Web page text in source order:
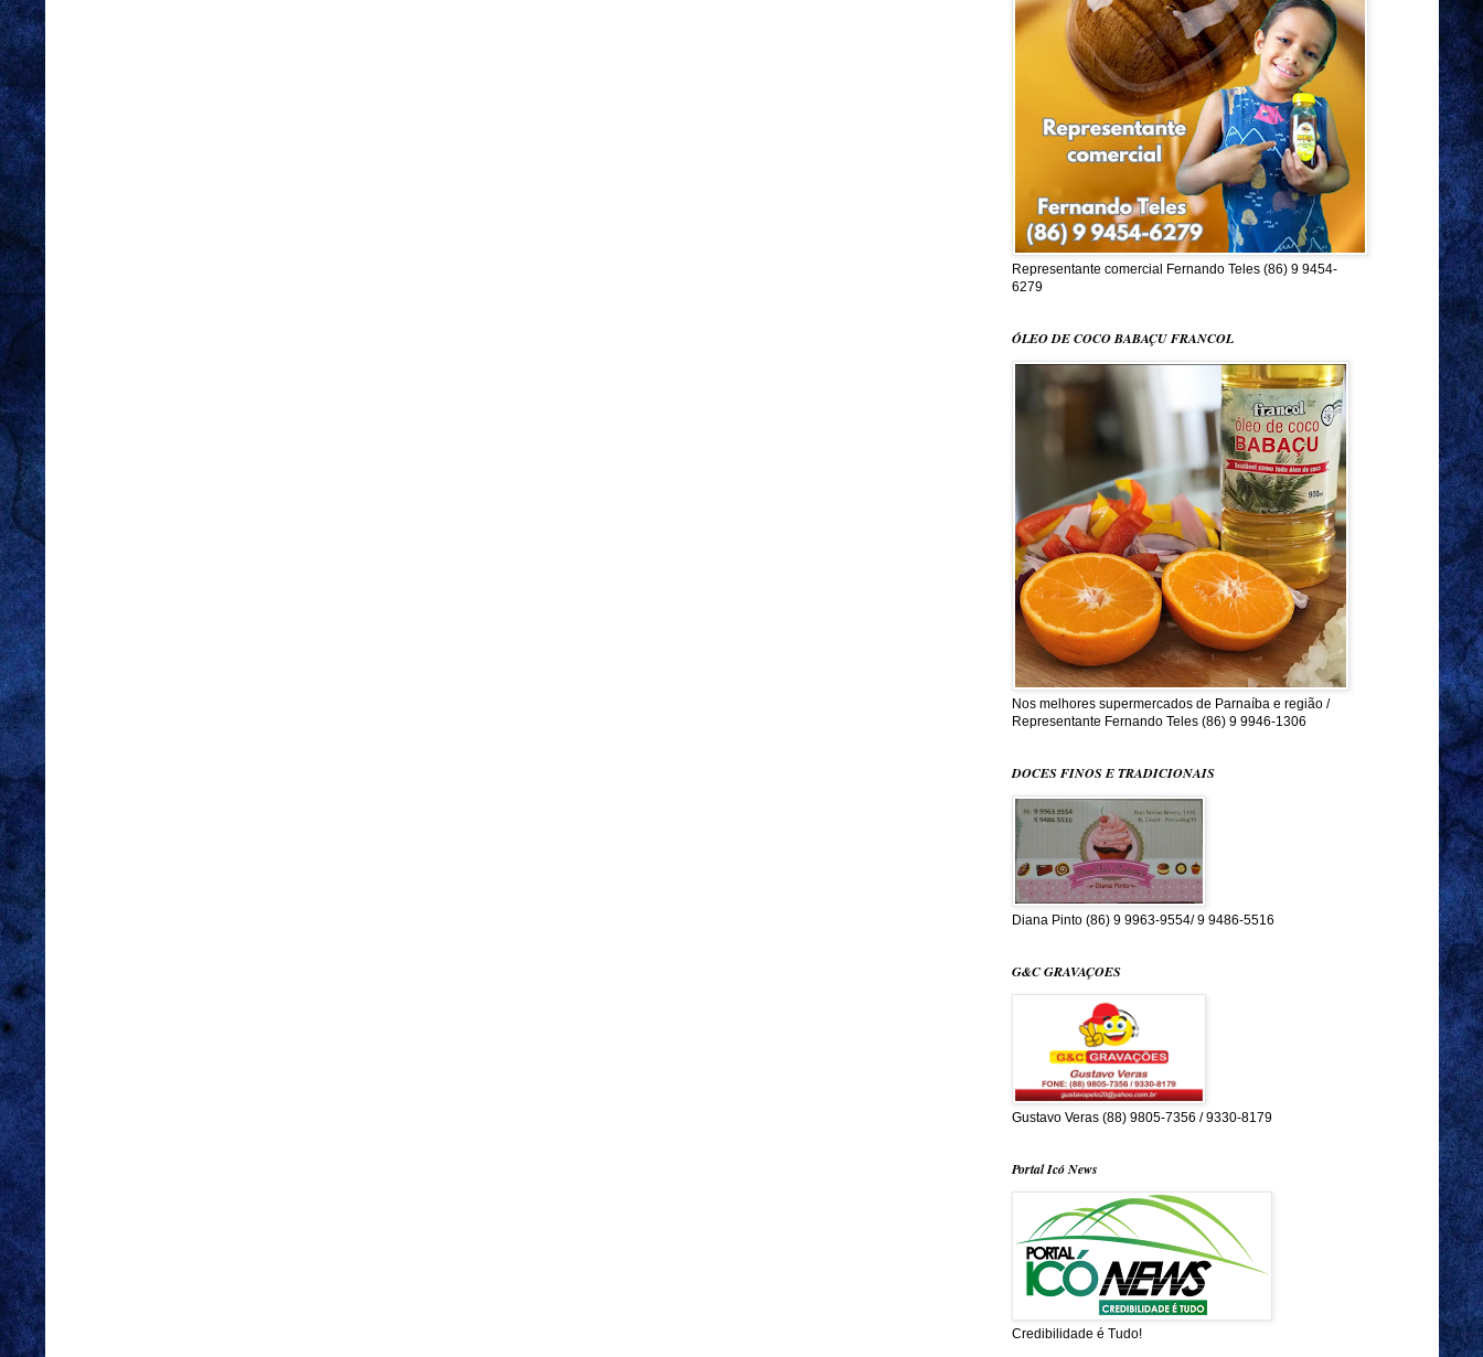
Representante comercial Fernando Teles (86) 9 9454-
6279
ÓLEO DE COCO BABAÇU FRANCOL
Nos melhores supermercados de Parnaíba e região /
Representante Fernando Teles (86) 9 9946-1306
DOCES FINOS E TRADICIONAIS
Diana Pinto (86) 9 9963-9554/ 9 9486-5516
G&C GRAVAÇOES
Gustavo Veras (88) 9805-7356 / 9330-8179
Portal Icó News
Credibilidade é Tudo!